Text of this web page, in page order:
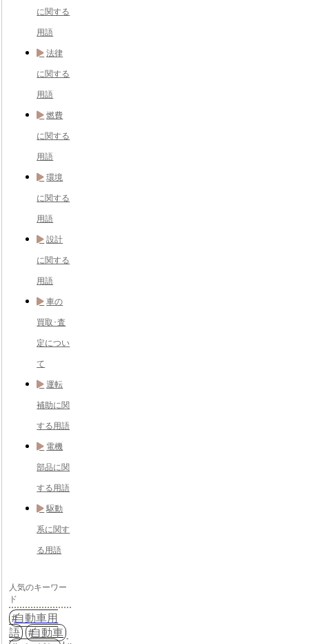
に関する
用語
法律
に関する
用語
燃費
に関する
用語
環境
に関する
用語
設計
に関する
用語
車の
買取･査
定につい
て
運転
補助に関
する用語
電機
部品に関
する用語
駆動
系に関す
る用語
人気のキーワー
ド
自動車用
語
自動車